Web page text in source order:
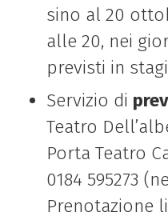
sino al 20
alle 20, nei
previsti in
Servizio di
Teatro
Porta Teatro
0184 595273
Prenotazione